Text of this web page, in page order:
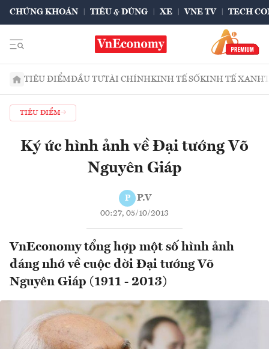
CHỨNG KHOÁN TIÊU & DÙNG XE VNE TV TECH
TIÊU ĐIỂMĐẦU TƯTÀI CHÍNHKINH TẾ SỐKINH TẾ XANH
TIÊU ĐIỂM
Ký ức hình ảnh về Đại tướng Võ
Nguyên Giáp
P P.V
00:27, 05/10/2013
VnEconomy tổng hợp một số hình ảnh
đáng nhớ về cuộc đời Đại tướng Võ
Nguyên Giáp (1911 - 2013)